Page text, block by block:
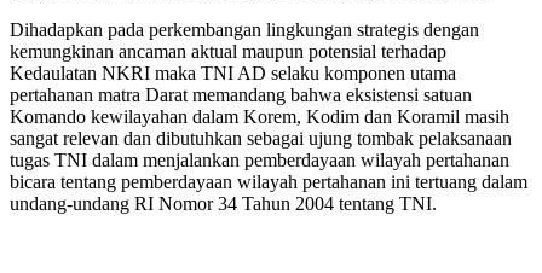
Dihadapkan pada perkembangan lingkungan strategis dengan
kemungkinan ancaman aktual maupun potensial terhadap
Kedaulatan NKRI maka TNI AD selaku komponen utama
pertahanan matra Darat memandang bahwa eksistensi satuan
Komando kewilayahan dalam Korem, Kodim dan Koramil masih
sangat relevan dan dibutuhkan sebagai ujung tombak pelaksanaan
tugas TNI dalam menjalankan pemberdayaan wilayah pertahanan
bicara tentang pemberdayaan wilayah pertahanan ini tertuang dalam
undang-undang RI Nomor 34 Tahun 2004 tentang TNI.